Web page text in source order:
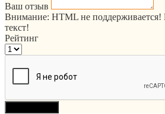
Ваш отзыв
Внимание: HTML не
текст!
Рейтинг